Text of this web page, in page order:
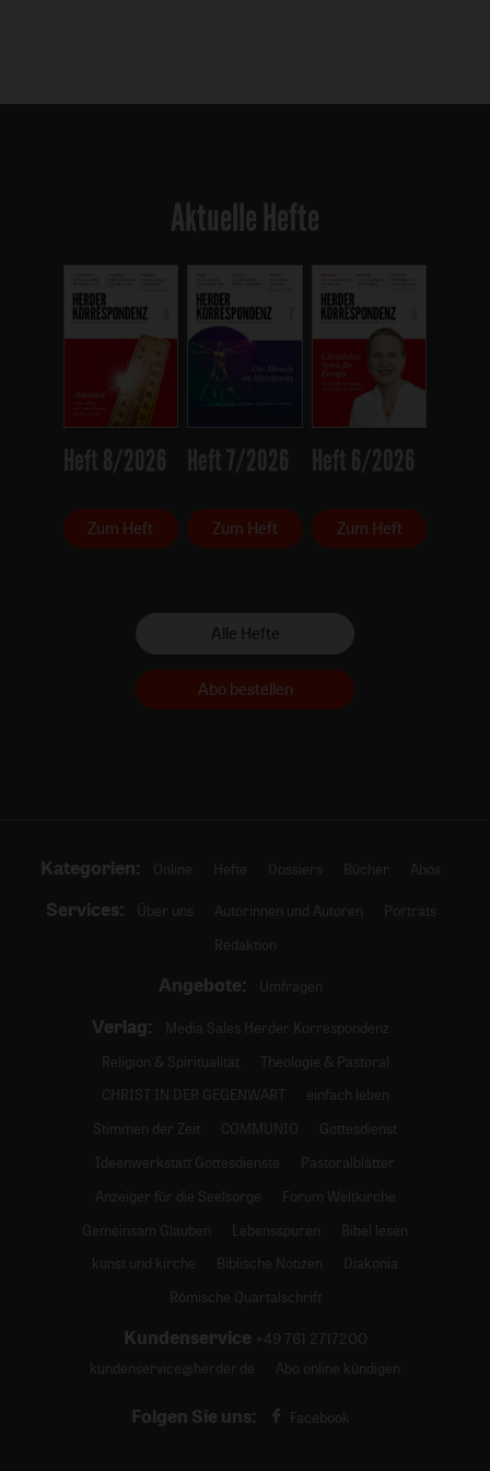
Aktuelle Hefte
Heft 8/2026
Zum Heft
Heft 7/2026
Zum Heft
Heft 6/2026
Zum Heft
Alle Hefte
Abo bestellen
Kategorien: Online Hefte Dossiers Bücher Abos
Services: Über uns Autorinnen und Autoren
Porträts
Redaktion
Angebote: Umfragen
Verlag:
Media Sales Herder Korrespondenz
Religion & Spiritualität
Theologie & Pastoral
CHRIST IN DER GEGENWART
einfach leben
Stimmen der Zeit
COMMUNIO
Gottesdienst
Ideenwerkstatt Gottesdienste
Pastoralblätter
Anzeiger für die Seelsorge
Forum Weltkirche
Gemeinsam Glauben
Lebensspuren
Bibel lesen
kunst und kirche
Biblische Notizen
Diakonia
Römische Quartalschrift
Kundenservice +49 761 2717200
kundenservice@herder.de
Abo online kündigen
Folgen Sie uns: Facebook